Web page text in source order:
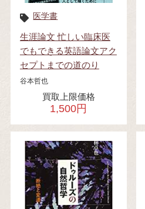
医学書
生涯論文 忙しい臨床医
でもできる英語論文アク
セプトまでの道のり
谷本哲也
買取上限価格
1,500円